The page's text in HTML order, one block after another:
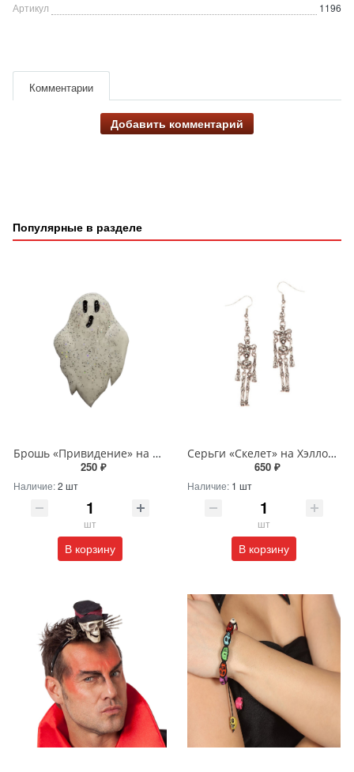
Артикул
1196
Комментарии
Добавить комментарий
Популярные в разделе
Брошь «Привидение» на Хэллоуин
250 ₽
Наличие:2 шт
шт
В корзину
Серьги «Скелет» на Хэллоуин
650 ₽
Наличие: 1 шт
шт
В корзину